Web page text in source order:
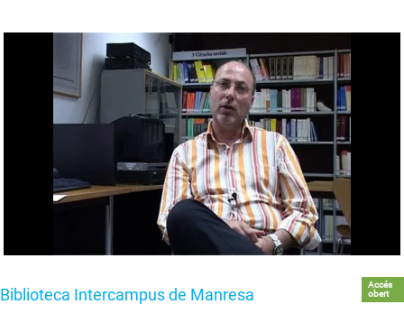
Biblioteca Intercampus de Manresa
Accés
obert